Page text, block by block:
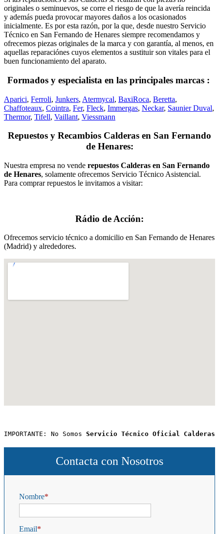
originales o seminuevos, se corre el riesgo de que la avería reincida
y además pueda provocar mayores daños a los ocasionados
inicialmente. Es por esta razón, por la que, desde nuestro Servicio
Técnico en San Fernando de Henares siempre recomendamos y
ofrecemos piezas originales de la marca y con garantía, al menos, en
aquellas reparaciónes cuyos elementos a sustituir son vitales para el
buen funcionamiento del aparato.
Formados y especialista en las principales marcas :
Aparici, Ferroli, Junkers, Atermycal, BaxiRoca, Beretta,
Chaffoteaux, Cointra, Fer, Fleck, Immergas, Neckar, Saunier Duval,
Thermor, Tifell, Vaillant, Viessmann
Repuestos y Recambios Calderas en San Fernando
de Henares:
Nuestra empresa no vende repuestos Calderas en San Fernando
de Henares, solamente ofrecemos Servicio Técnico Asistencial.
Para comprar repuestos le invitamos a visitar:
Rádio de Acción:
Ofrecemos servicio técnico a domicilio en San Fernando de Henares
(Madrid) y alrededores.
IMPORTANTE: No Somos Servicio Técnico Oficial Calderas
Contacta con Nosotros
Nombre
Email